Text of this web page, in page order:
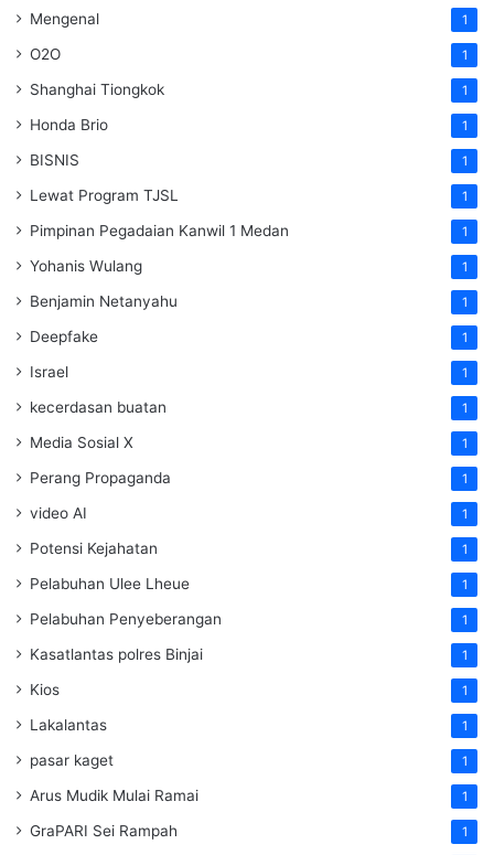
Mengenal 1
O2O 1
Shanghai Tiongkok 1
Honda Brio 1
BISNIS 1
Lewat Program TJSL 1
Pimpinan Pegadaian Kanwil 1 Medan 1
Yohanis Wulang 1
Benjamin Netanyahu 1
Deepfake 1
Israel 1
kecerdasan buatan 1
Media Sosial X 1
Perang Propaganda 1
video AI 1
Potensi Kejahatan 1
Pelabuhan Ulee Lheue 1
Pelabuhan Penyeberangan 1
Kasatlantas polres Binjai 1
Kios 1
Lakalantas 1
pasar kaget 1
Arus Mudik Mulai Ramai 1
GraPARI Sei Rampah 1